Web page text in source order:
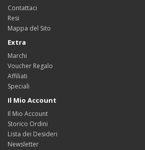
Contattaci
Resi
Mappa del Sito
Extra
Marchi
Voucher Regalo
Affiliati
Speciali
Il Mio Account
Il Mio Account
Storico Ordini
Lista dei Desideri
Newsletter